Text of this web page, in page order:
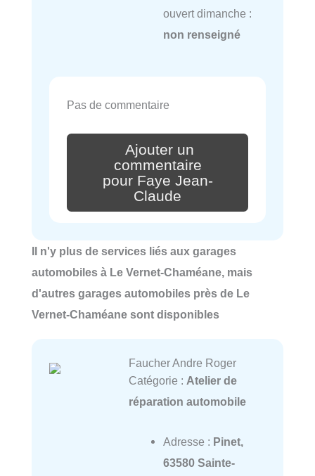
ouvert dimanche :
non renseigné
Pas de commentaire
Ajouter un
commentaire
pour Faye Jean-
Claude
Il n'y plus de services liés aux garages
automobiles à Le Vernet-Chaméane, mais
d'autres garages automobiles près de Le
Vernet-Chaméane sont disponibles
Faucher Andre Roger
Catégorie : Atelier de
réparation automobile
Adresse : Pinet,
63580 Sainte-